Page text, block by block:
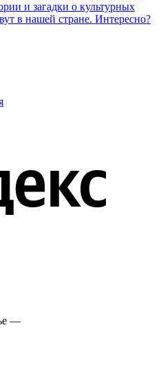
и загадки о культурных
в нашей стране. Интересно?
—